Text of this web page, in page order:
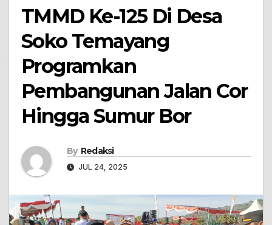
TMMD Ke-125 Di Desa
Soko Temayang
Programkan
Pembangunan Jalan Cor
Hingga Sumur Bor
By Redaksi
JUL 24, 2025